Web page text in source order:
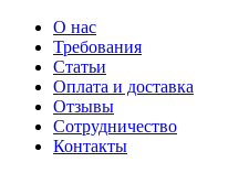
О нас
Требования
Статьи
Оплата и доставка
Отзывы
Сотрудничество
Контакты